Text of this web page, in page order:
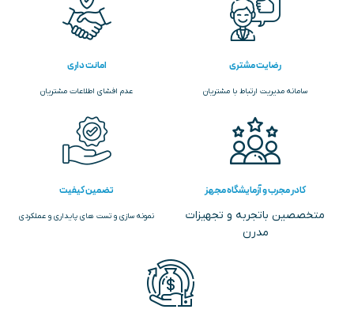
رضایت مشتری
سامانه مدیریت ارتباط با مشتریان
امانت داری
عدم افشای اطلاعات مشتریان
کادر مجرب و آزمایشگاه مجهز
متخصصین باتجربه و تجهیزات
مدرن
تضمین کیفیت
نمونه سازی و تست های پایداری و عملکردی